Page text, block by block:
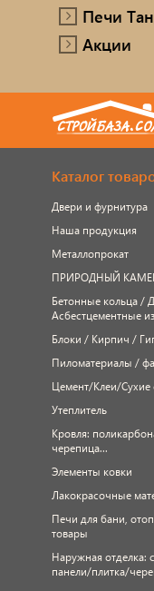
Печи
Акции
Каталог
Двери и фурнитура
Наша продукция
Металлопрокат
ПРИРОДНЫЙ
Бетонные кольца /
Асбестцементные
Блоки / Кирпич /
Пиломатериалы /
Цемент/Клеи/Сухие
Утеплитель
Кровля:
черепица...
Элементы ковки
Лакокрасочные
Печи для бани,
товары
Наружная отделка:
панели/плитка/